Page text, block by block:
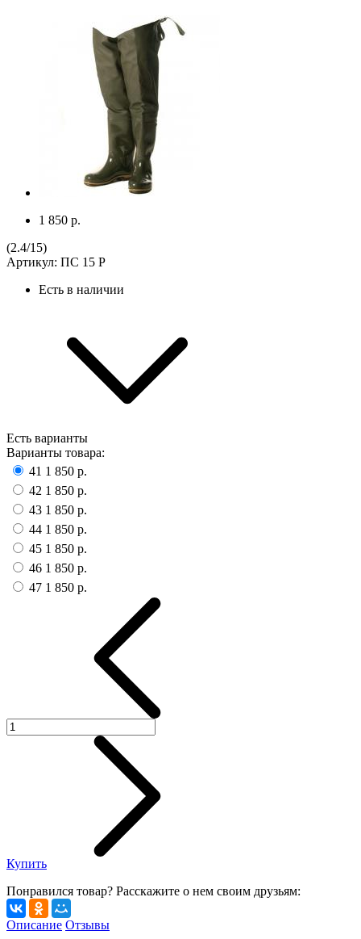
1 850 р.
(2.4/15)
Артикул: ПС 15 Р
Есть в наличии
Есть варианты
Варианты товара:
41 1 850 р.
42 1 850 р.
43 1 850 р.
44 1 850 р.
45 1 850 р.
46 1 850 р.
47 1 850 р.
Купить
Понравился товар? Расскажите о нем своим друзьям:
Описание Отзывы